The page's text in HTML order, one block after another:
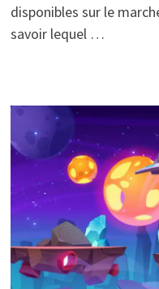
disponibles sur le
savoir lequel …